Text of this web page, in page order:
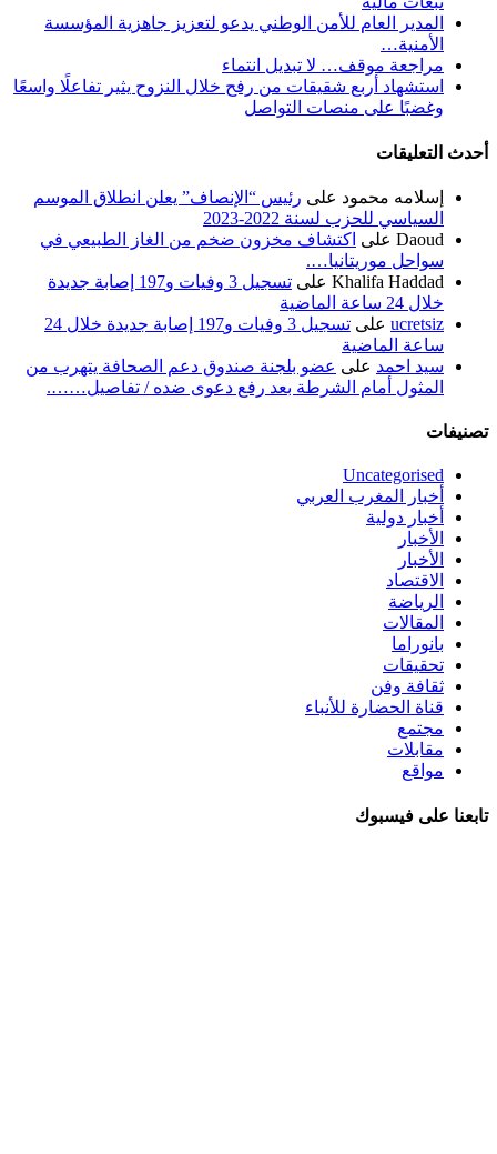
المدير العام للأمن الوطني يدعو لتعزيز جاهزية المؤسسة
الأمنية…
مراجعة موقف… لا تبديل انتماء
استشهاد أربع شقيقات من رفح خلال النزوح يثير تفاعلًا واسعًا
وغضبًا على منصات التواصل
أحدث التعليقات
إسلامه محمود على رئيس “الإنصاف” يعلن انطلاق الموسم
السياسي للحزب لسنة 2022-2023
Daoud على اكتشاف مخزون ضخم من الغاز الطبيعي في
سواحل موريتانيا….
Khalifa Haddad على
تسجيل 3 وفيات و197 إصابة جديدة
خلال 24 ساعة الماضية
ucretsiz على
تسجيل 3 وفيات و197 إصابة جديدة خلال 24
ساعة الماضية
سيد احمد على عضو بلجنة صندوق دعم الصحافة يتهرب من
المثول أمام الشرطة بعد رفع دعوى ضده / تفاصيل…….
تصنيفات
Uncategorised
أخبار المغرب العربي
أخبار دولية
الأخبار
الأخبار
الاقتصاد
الرياضة
المقالات
بانوراما
تحقيقات
ثقافة وفن
قناة الحضارة للأنباء
مجتمع
مقابلات
مواقع
تابعنا على فيسبوك